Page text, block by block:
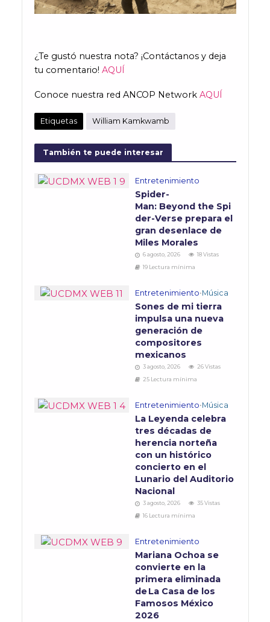
¿Te gustó nuestra nota? ¡Contáctanos y deja
tu comentario! AQUÍ
Conoce nuestra red ANCOP Network AQUÍ
Etiquetas William Kamkwamb
También te puede interesar
Entretenimiento
Spider-
Man: Beyond the Spi
der-Verse prepara el
gran desenlace de
Miles Morales
6 agosto, 2026
18 Vistas
19 Lectura mínima
Entretenimiento•Música
Sones de mi tierra
impulsa una nueva
generación de
compositores
mexicanos
3 agosto, 2026
26 Vistas
25 Lectura mínima
Entretenimiento•Música
La Leyenda celebra
tres décadas de
herencia norteña
con un histórico
concierto en el
Lunario del Auditorio
Nacional
3 agosto, 2026
35 Vistas
16 Lectura mínima
Entretenimiento
Mariana Ochoa se
convierte en la
primera eliminada
de La Casa de los
Famosos México
2026